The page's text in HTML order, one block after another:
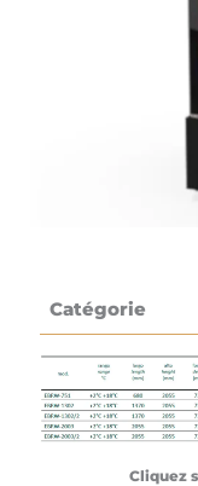
Catégorie
Cliquez